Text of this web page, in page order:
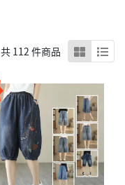
共 112 件商品